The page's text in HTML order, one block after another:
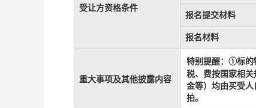
受让方资格条件
报名提交材料
报名材料
重大事项及其他披露内容
特别提醒： ①标的
税、费按国家相关
金等）均由买受人
拍。